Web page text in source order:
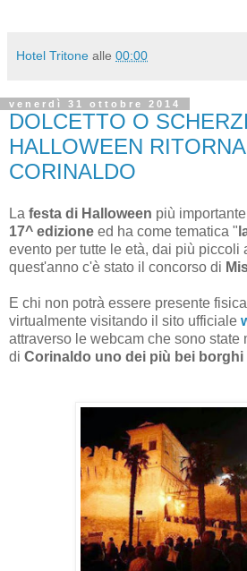
Hotel Tritone alle 00:00
venerdì 31 ottobre 2014
DOLCETTO O
HALLOWEEN
CORINALDO
La festa di Halloween più
17^ edizione ed ha come tematica "
evento per tutte le età, dai più piccoli
quest'anno c'è stato il concorso di
E chi non potrà essere presente
virtualmente visitando il sito ufficiale
attraverso le webcam che sono state
di Corinaldo uno dei più bei borghi